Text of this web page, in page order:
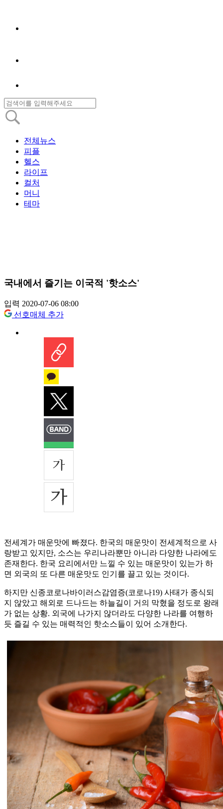
전체뉴스
피플
헬스
라이프
컬처
머니
테마
국내에서 즐기는 이국적 '핫소스'
입력 2020-07-06 08:00
선호매체 추가
전세계가 매운맛에 빠졌다. 한국의 매운맛이 전세계적으로 사
랑받고 있지만, 소스는 우리나라뿐만 아니라 다양한 나라에도
존재한다. 한국 요리에서만 느낄 수 있는 매운맛이 있는가 하
면 외국의 또 다른 매운맛도 인기를 끌고 있는 것이다.
하지만 신종코로나바이러스감염증(코로나19) 사태가 종식되
지 않았고 해외로 드나드는 하늘길이 거의 막혔을 정도로 왕래
가 없는 상황. 외국에 나가지 않더라도 다양한 나라를 여행하
듯 즐길 수 있는 매력적인 핫소스들이 있어 소개한다.